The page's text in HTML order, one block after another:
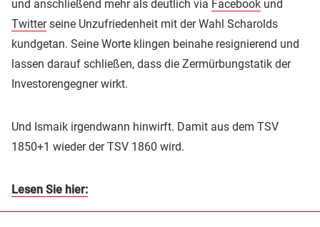
und anschließend mehr als deutlich via Facebook und
Twitterseine Unzufriedenheit mit der Wahl Scharolds
kundgetan. Seine Worte klingen beinahe resignierend und
lassen darauf schließen, dass die Zermürbungstatik der
Investorengegner wirkt.
Und Ismaik irgendwann hinwirft. Damit aus dem TSV
1850+1 wieder der TSV 1860 wird.
Lesen Sie hier: